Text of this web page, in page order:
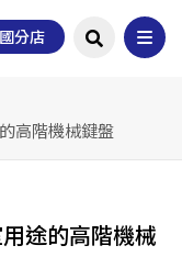
分店
高階機械鍵盤
途的高階機械